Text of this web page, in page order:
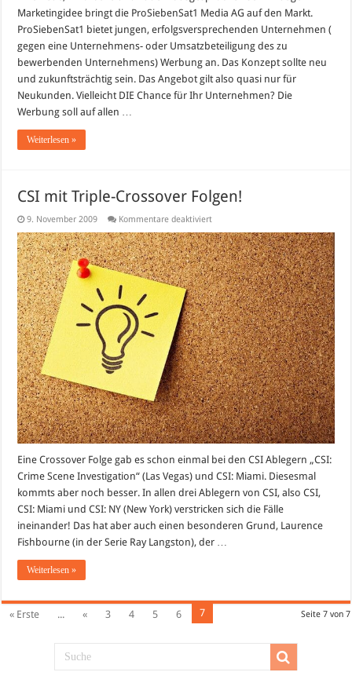
gegen
Unternehmens-
oder
Marketingidee bringt die ProSiebenSat1 Media AG auf den Markt.
ProSiebenSat1 bietet jungen, erfolgsversprechenden Unternehmen (
gegen eine Unternehmens- oder Umsatzbeteiligung des zu
bewerbenden Unternehmens) Werbung an. Das Konzept sollte neu
und zukunftsträchtig sein. Das Angebot gilt also quasi nur für
Neukunden. Vielleicht DIE Chance für Ihr Unternehmen? Die
Werbung soll auf allen …
Weiterlesen »
CSI mit Triple-Crossover Folgen!
9. November 2009 Kommentare deaktiviertfür
mit
Triple-
Crossover
Folgen!
Eine Crossover Folge gab es schon einmal bei den CSI Ablegern „CSI:
Crime Scene Investigation“ (Las Vegas) und CSI: Miami. Diesesmal
kommts aber noch besser. In allen drei Ablegern von CSI, also CSI,
CSI: Miami und CSI: NY (New York) verstricken sich die Fälle
ineinander! Das hat aber auch einen besonderen Grund, Laurence
Fishbourne (in der Serie Ray Langston), der …
Weiterlesen »
Seite 7 von 7
« Erste ... « 3 4 5 6 7